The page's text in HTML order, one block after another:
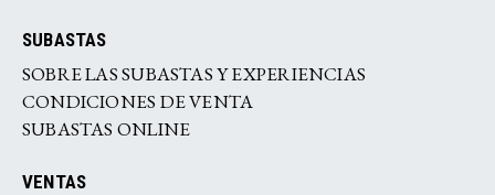
SUBASTAS
SOBRE LAS SUBASTAS Y EXPERIENCIAS
CONDICIONES DE VENTA
SUBASTAS ONLINE
VENTAS